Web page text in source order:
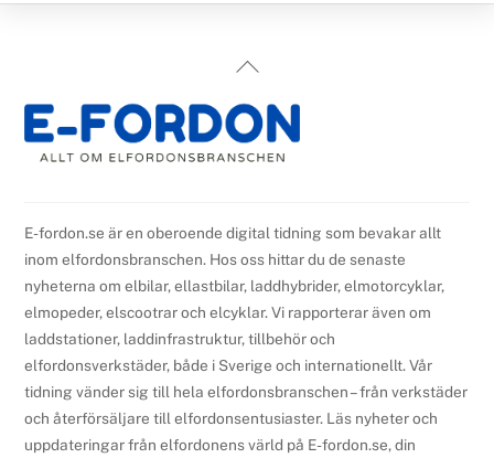
Back
Top
E-fordon.se är en oberoende digital tidning som bevakar allt
inom elfordonsbranschen. Hos oss hittar du de senaste
nyheterna om elbilar, ellastbilar, laddhybrider, elmotorcyklar,
elmopeder, elscootrar och elcyklar. Vi rapporterar även om
laddstationer, laddinfrastruktur, tillbehör och
elfordonsverkstäder, både i Sverige och internationellt. Vår
tidning vänder sig till hela elfordonsbranschen – från verkstäder
och återförsäljare till elfordonsentusiaster. Läs nyheter och
uppdateringar från elfordonens värld på E-fordon.se, din